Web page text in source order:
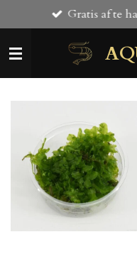
direct
naar
Gratis af te